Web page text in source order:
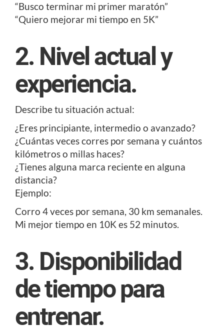
“Busco terminar mi primer maratón”
“Quiero mejorar mi tiempo en 5K”
2. Nivel actual y
experiencia.
Describe tu situación actual:
¿Eres principiante, intermedio o avanzado?
¿Cuántas veces corres por semana y cuántos
kilómetros o millas haces?
¿Tienes alguna marca reciente en alguna
distancia?
Ejemplo:
Corro 4 veces por semana, 30 km semanales.
Mi mejor tiempo en 10K es 52 minutos.
3. Disponibilidad
de tiempo para
entrenar.